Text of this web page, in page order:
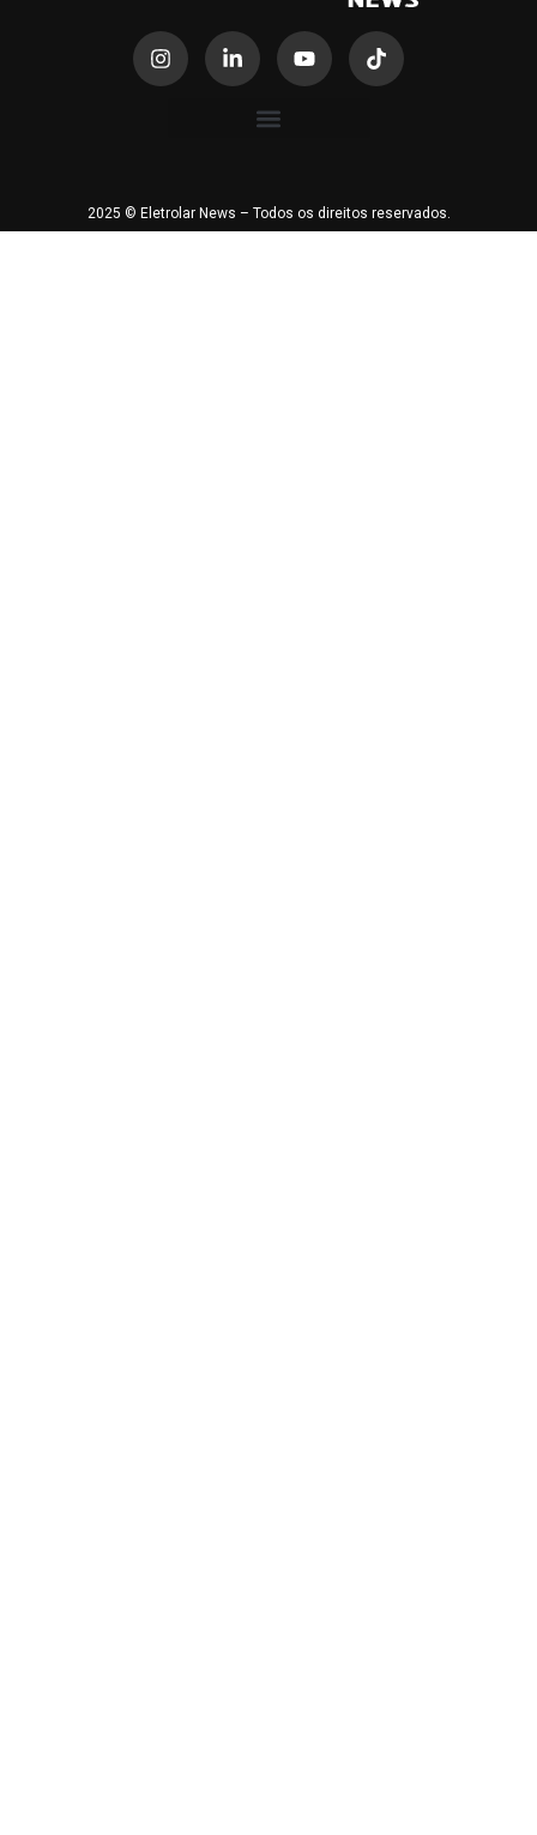
2025 © Eletrolar News – Todos os direitos reservados.